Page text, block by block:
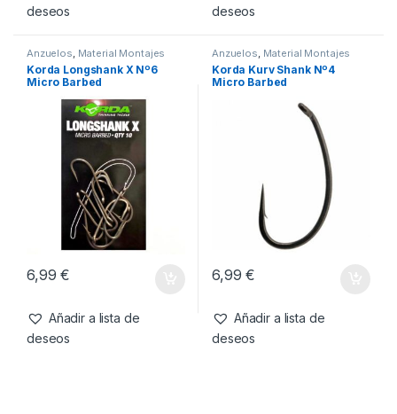
deseos
deseos
Anzuelos, Material Montajes
Korda Longshank X Nº6
Micro Barbed
6,99€
Añadir a lista de
deseos
Anzuelos, Material Montajes
Korda Kurv Shank Nº4
Micro Barbed
6,99€
Añadir a lista de
deseos